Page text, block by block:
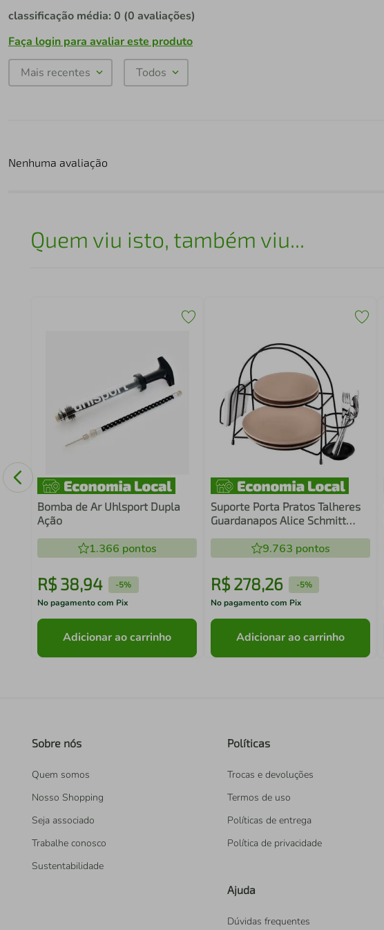
classificação média: 0 (0 avaliações)
Faça login para avaliar este produto
Mais recentes Todos
Nenhuma avaliação
Quem viu isto, também viu...
Bomba de Ar Uhlsport Dupla
Ação
1.366 pontos
R$ 38,94 -5%
No pagamento com Pix
Adicionar ao carrinho
Suporte Porta Pratos Talheres
Guardanapos Alice Schmitt
9.763 pontos
R$ 278,26 -5%
No pagamento com Pix
Adicionar ao carrinho
Sobre nós
Quem somos
Nosso Shopping
Seja associado
Trabalhe conosco
Sustentabilidade
Políticas
Trocas e devoluções
Termos de uso
Políticas de entrega
Política de privacidade
Ajuda
Dúvidas frequentes